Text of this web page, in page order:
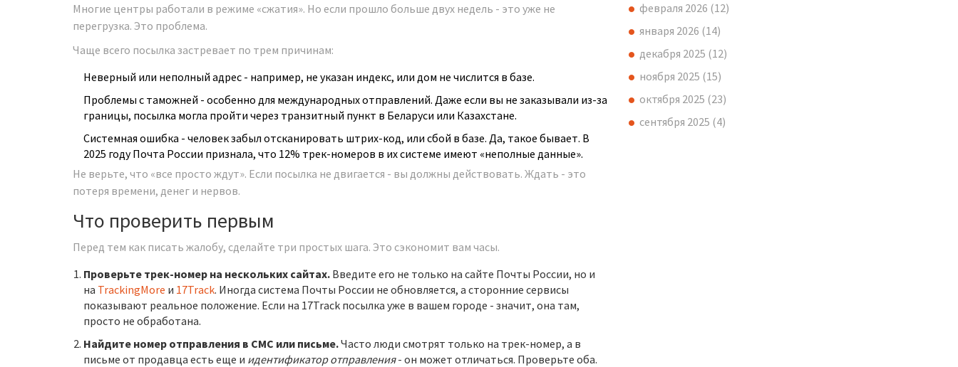
Многие центры работали в режиме «сжатия». Но если прошло больше двух недель - это уже не
перегрузка. Это проблема.
Чаще всего посылка застревает по трем причинам:
Неверный или неполный адрес - например, не указан индекс, или дом не числится в базе.
Проблемы с таможней - особенно для международных отправлений. Даже если вы не заказывали из-за
границы, посылка могла пройти через транзитный пункт в Беларуси или Казахстане.
Системная ошибка - человек забыл отсканировать штрих-код, или сбой в базе. Да, такое бывает. В
2025 году Почта России признала, что 12% трек-номеров в их системе имеют «неполные данные».
Не верьте, что «все просто ждут». Если посылка не двигается - вы должны действовать. Ждать - это
потеря времени, денег и нервов.
Что проверить первым
Перед тем как писать жалобу, сделайте три простых шага. Это сэкономит вам часы.
Проверьте трек-номер на нескольких сайтах. Введите его не только на сайте Почты России, но и
на TrackingMore и 17Track. Иногда система Почты России не обновляется, а сторонние сервисы
показывают реальное положение. Если на 17Track посылка уже в вашем городе - значит, она там,
просто не обработана.
Найдите номер отправления в СМС или письме.Часто люди смотрят только на трек-номер, а в
письме от продавца есть еще и идентификатор отправления- он может отличаться. Проверьте оба.
февраля 2026 (12)
января 2026 (14)
декабря 2025 (12)
ноября 2025 (15)
октября 2025 (23)
сентября 2025 (4)